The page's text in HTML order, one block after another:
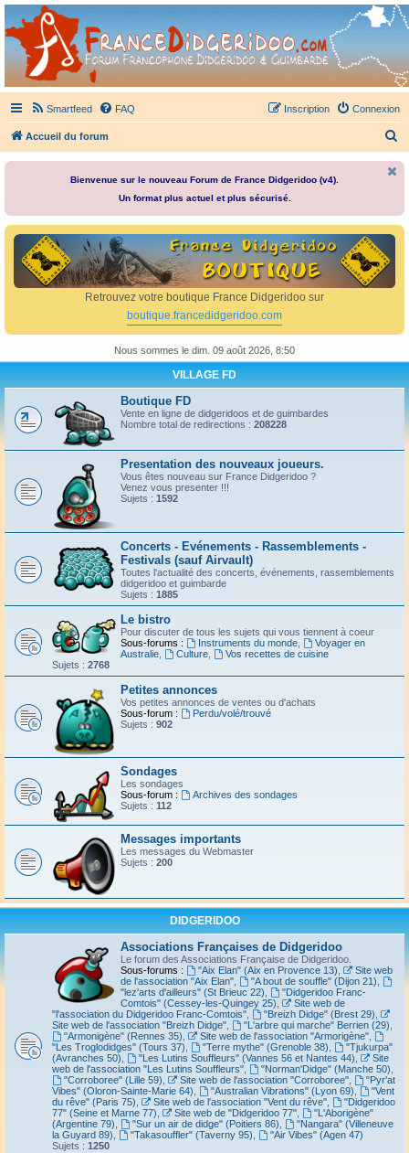
France Didgeridoo
Didgeridoo et Guimbarde sur France Didgeridoo - retrouvez la communauté.
Smartfeed FAQ Connexion
Inscription
Accueil du forum
e
r
Bienvenue sur le nouveau Forum de France Didgeridoo (v4).
Un format plus actuel et plus sécurisé.
Retrouvez votre boutique France Didgeridoo sur
boutique.francedidgeridoo.com
Nous sommes le dim. 09 août 2026, 8:50
VILLAGE FD
Boutique FD
Vente en ligne de didgeridoos et de guimbardes
Nombre total de redirections : 208228
Presentation des nouveaux joueurs.
Vous êtes nouveau sur France Didgeridoo ?
Venez vous presenter !!!
Sujets : 1592
Concerts - Evénements - Rassemblements -
Festivals (sauf Airvault)
Toutes l'actualité des concerts, événements, rassemblements
didgeridoo et guimbarde
Sujets : 1885
Le bistro
Pour discuter de tous les sujets qui vous tiennent à coeur
Sous-forums :
Instruments du monde,
Voyager en
Australie
Culture,
Vos recettes de cuisine
Sujets : 2768
Petites annonces
Vos petites annonces de ventes ou d'achats
Sous-forum :
Perdu/volé/trouvé
Sujets : 902
Sondages
Les sondages
Sous-forum :
Archives des sondages
Sujets : 112
Messages importants
Les messages du Webmaster
Sujets : 200
DIDGERIDOO
Associations Françaises de Didgeridoo
Le forum des Associations Française de Didgeridoo.
Sous-forums :
"Aix Elan" (Aix en Provence 13)
Site web
de l'association "Aix Elan"
"A bout de souffle" (Dijon 21)
"lez'arts d'ailleurs" (St Brieuc 22)
"Didgeridoo Franc-
Comtois" (Cessey-les-Quingey 25)
Site web de
"l'association du Didgeridoo Franc-Comtois"
"Breizh Didge" (Brest 29)
Site web de l'association "Breizh Didge"
"L'arbre qui marche" Berrien (29)
"Armonigène" (Rennes 35)
Site web de l'association "Armorigène",
"Les Troglodidges" (Tours 37)
"Terre mythe" (Grenoble 38)
"Tjukurpa"
(Avranches 50)
"Les Lutins Souffleurs" (Vannes 56 et Nantes 44)
Site
web de l'association "Les Lutins Souffleurs"
"Norman'Didge" (Manche 50)
"Corroboree" (Lille 59)
Site web de l'association "Corroboree",
"Pyr'at
Vibes" (Oloron-Sainte-Marie 64)
"Australian Vibrations" (Lyon 69)
"Vent
du rêve" (Paris 75)
Site web de l'association "Vent du rêve",
"Didgeridoo
77" (Seine et Marne 77)
Site web de "Didgeridoo 77",
"L'Aborigène"
(Argentine 79)
"Sur un air de didge" (Poitiers 86)
"Nangara" (Villeneuve
la Guyard 89)
"Takasouffler" (Taverny 95)
"Air Vibes" (Agen 47)
Sujets : 1250